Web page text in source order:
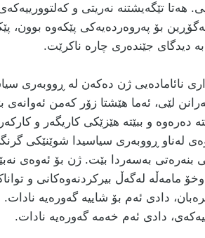
هەتا تێگەیشتنە نەریتی و
بۆ پەروەردەیەكی پێكەوە بوون،
دیدگای جێندەری چارە ناكرێت.
نائامادەیی ژن دەكەن لە ڕووبەری
لێی، ئەما هێشتا زۆر كەمن
دەرەوە و ببێتە هێزێكی كاریگەر و
لەناو ڕووبەری سیاسیدا شوێنێكی
بنەرەتی بەسەردا بێت. ژن بۆ ئەوەی
مامەڵە لەگەڵ بیركردنەوەكانی و
دادی ئەم بۆ شاییە گەورەیە نادات.
دادی ئەم خەمە گەورەیە نادات.